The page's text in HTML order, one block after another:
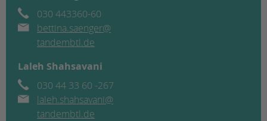
Datenschutz
Hinweisgebersystem
Intranet
030 443360-60
bettina.saenger@
tandembtl.de
Laleh Shahsavani
030 44 33 60 -267
laleh.shahsavani@
tandembtl.de